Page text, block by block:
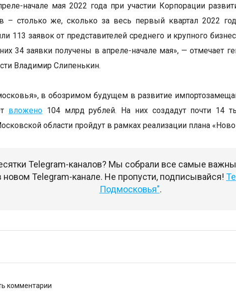
начале мая 2022 года при участии Корпорации
– столько же, сколько за весь первый квартал 2022
113 заявок от представителей среднего и крупного
34 заявки получены в апреле-начале мая», — отмечает
Владимир Слипенькин.
в обозримом будущем в развитие
вложено 104 млрд рублей. На них создадут почти 14
области пройдут в рамках реализации плана
Telegram-каналов? Мы собрали все самые
новом Telegram-канале. Не пропусти, подписывайся!
Подмосковья".
комментарии